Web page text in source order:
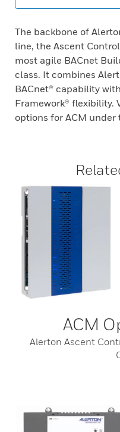
The backbone of
line, the Ascent
most agile BACnet
class. It combines
BACnet® capability
Framework® flexibility.
options for ACM under
ACM
Alerton Ascent